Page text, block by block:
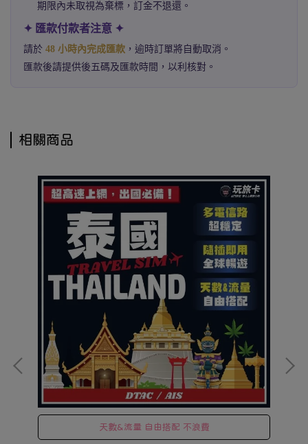
期限內未取視為棄標，訂金不退還。
✦ 匯款付款者注意 ✦
請於 48 小時內完成匯款 ，逾時訂單將自動取消。
匯款後請提供後五碼及匯款時間，以利核對。
相關商品
天數&流量 自由搭配 不浪費